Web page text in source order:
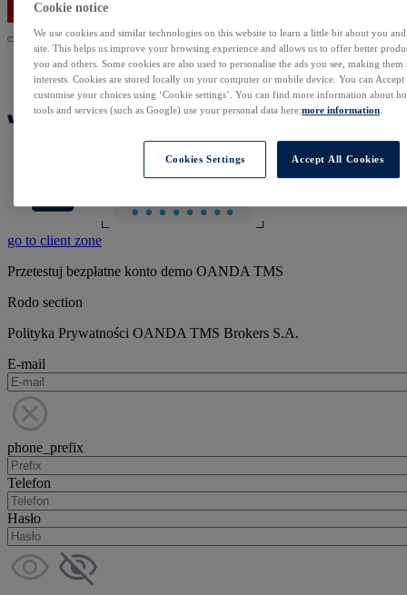
go to client zone
Przetestuj bezpłatne konto demo OANDA TMS
Rodo section
Polityka Prywatności OANDA TMS Brokers S.A.
E-mail
phone_prefix
Telefon
Hasło
Cookie notice
We use cookies and similar technologies on this website to learn a little bit about you
site. This helps us improve your browsing experience and allows us to offer better
you and others. Some cookies are also used to personalise the ads you see, making
interests. Cookies are stored locally on your computer or mobile device. You can
customise your choices using ‘Cookie settings’. You can find more information about
tools and services (such as Google) use your personal data here:more information
Cookies Settings Accept All Cookies